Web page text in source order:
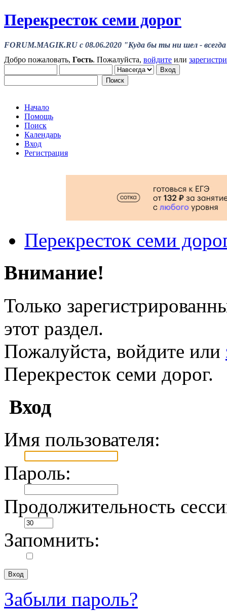
Перекресток семи дорог
FORUM.MAGIK.RU c 08.06.2020 "Куда бы ты ни шел - всегда
Добро пожаловать, Гость. Пожалуйста, войдите или
Начало
Помощь
Поиск
Календарь
Вход
Регистрация
Перекресток семи
Внимание!
Только
этот раздел.
Пожалуйста, войдите или
Перекресток семи дорог.
Вход
Имя пользователя:
Пароль:
Продолжительность
Запомнить:
Забыли пароль?